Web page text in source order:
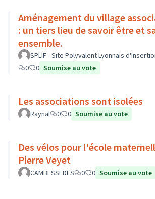
Aménagement du village
: un tiers lieu de savoir être et
ensemble.
SPLIF - Site Polyvalent Lyonnais
0
0 Soumise au vote
Les associations sont isolées
Raynal 0 0 Soumise au vote
Des vélos pour l'école
Pierre Veyet
CAMBESSEDES 0 0 Soumise au vote